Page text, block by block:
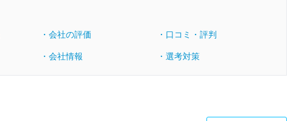
・会社の評価 ・口コミ・評判
・会社情報 ・選考対策